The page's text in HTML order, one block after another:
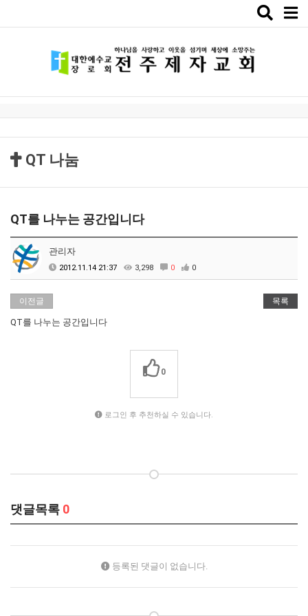
Toggle
QT 나눔
QT를 나누는 공간입니다
관리자
2012.11.14 21:37 3,298 0 0
이전글 목록
QT를 나누는 공간입니다
0
로그인 후 추천하실 수 있습니다.
댓글목록 0
등록된 댓글이 없습니다.